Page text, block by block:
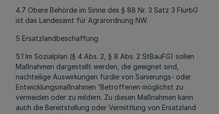
4.7 Obere Behörde im Sinne des § 88 Nr. 3 Satz 3 FlurbG
ist das Landesamt für Agrarordnung NW.
5 Ersatzlandbeschaffung
5.1 Im Sozialplan (§ 4 Abs. 2, § 8 Abs. 2 StBauFG) sollen
Maßnahmen dargestellt werden, die geeignet sind,
nachteilige Auswirkungen fürdie von Sanierungs- oder
Entwicklungsmaßnahmen 'Betroffenen möglichst zu
vermeiden oder zu mildern. Zu diesen Maßnahmen kann
auch die Bereitstellung oder Vermittlung von Ersatzland